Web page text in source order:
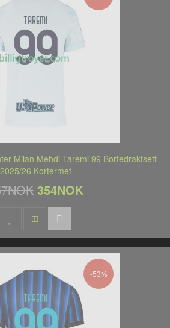
Milan Mehdi Taremi 99 Bortedraktsett
2025/26 Kortermet
354NOK
-53%